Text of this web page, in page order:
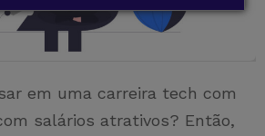
em uma carreira tech com
salários atrativos? Então,